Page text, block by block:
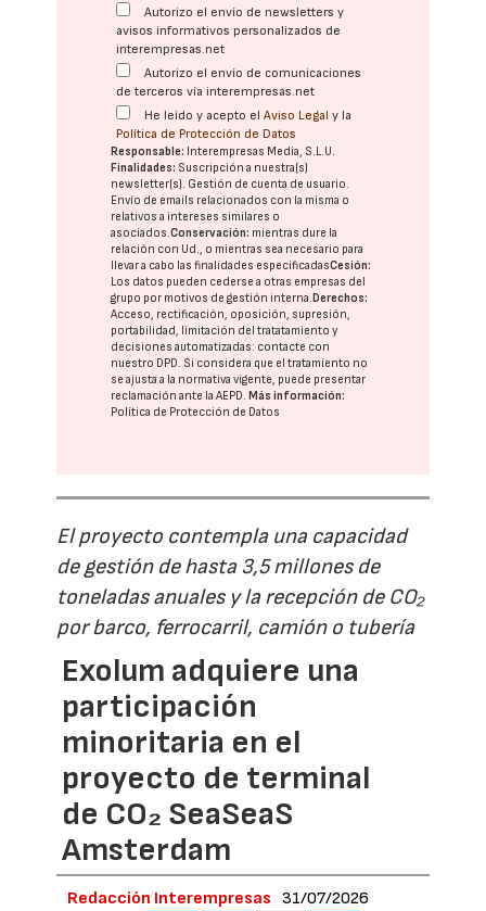
Autorizo el envío de newsletters y
avisos informativos personalizados de
interempresas.net
Autorizo el envío de comunicaciones
de terceros vía interempresas.net
He leído y acepto elAviso Legal y la
Política de Protección de Datos
Responsable: Interempresas Media, S.L.U.
Finalidades: Suscripción a nuestra(s)
newsletter(s). Gestión de cuenta de usuario.
Envío de emails relacionados con la misma o
relativos a intereses similares o
asociados.Conservación: mientras dure la
relación con Ud., o mientras sea necesario para
llevar a cabo las finalidades especificadasCesión:
Los datos pueden cederse a otras empresas del
grupo por motivos de gestión interna. Derechos:
Acceso, rectificación, oposición, supresión,
portabilidad, limitación del tratatamiento y
decisiones automatizadas: contacte con
nuestro DPD. Si considera que el tratamiento no
se ajusta a la normativa vigente, puede presentar
reclamación ante laAEPD. Más información:
Política de Protección de Datos
El proyecto contempla una capacidad
de gestión de hasta 3,5 millones de
toneladas anuales y la recepción de CO₂
por barco, ferrocarril, camión o tubería
Exolum adquiere una
participación
minoritaria en el
proyecto de terminal
de CO₂ SeaSeaS
Amsterdam
Redacción Interempresas 31/07/2026